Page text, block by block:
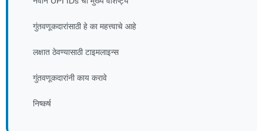
गुंतवणूकदारांसाठी हे का महत्त्वाचे आहे
लक्षात ठेवण्यासाठी टाइमलाइन्स
गुंतवणूकदारांनी काय करावे
निष्कर्ष